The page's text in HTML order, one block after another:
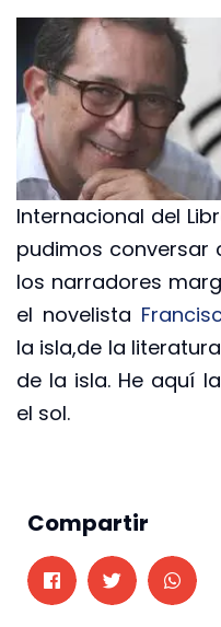
Internacional del
pudimos conversar
los narradores
el novelista
la isla,de la
de la isla. He aquí
el sol.
Compartir